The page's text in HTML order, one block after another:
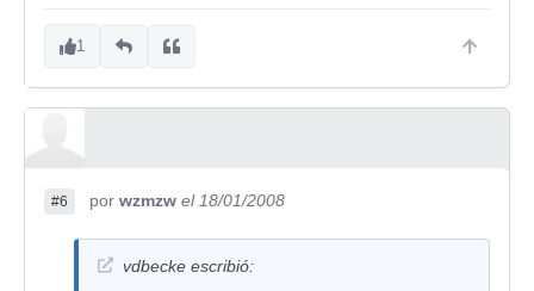
1
#6 por wzmzw el 18/01/2008
vdbecke escribió: